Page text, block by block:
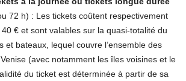
72 h) : Les tickets coûtent respectivement
€ et sont valables sur la quasi-totalité du
et bateaux, lequel couvre l’ensemble des
(avec notamment les îles voisines et le
du ticket est déterminée à partir de sa